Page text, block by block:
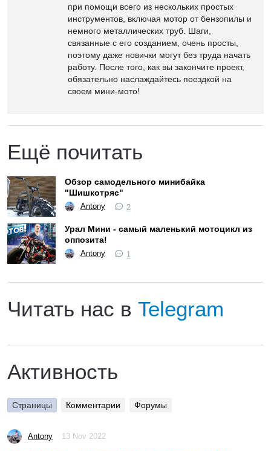
при помощи всего из нескольких простых
инструментов, включая мотор от бензопилы и
немного металлических труб. Шаги,
связанные с его созданием, очень просты,
поэтому даже новички могут без труда начать
работу. После того, как вы закончите проект,
обязательно наслаждайтесь поездкой на
своем мини-мото!
Ещё почитать
Обзор самодельного минибайка
"Шишкотряс"
Antony 2
Урал Мини - самый маленький мотоцикл из
оппозита!
Antony 1
Читать нас в Telegram
Активность
Страницы Комментарии Форумы
Antony 13 Nov 2022